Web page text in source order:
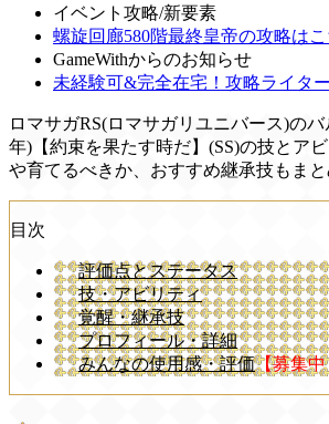
イベント攻略/新要素
螺旋回廊580階最終皇帝の攻略はこ
GameWithからのお知らせ
未経験可&完全在宅！攻略ライター
ロマサガRS(ロマサガリユニバース)の
年)【約束を果たす時だ】(SS)の技とア
や育てるべきか、おすすめ継承技もまと
目次
評価点とステータス
技・アビリティ
覚醒・継承技
プロフィール・詳細
みんなの使用感・評価【募集